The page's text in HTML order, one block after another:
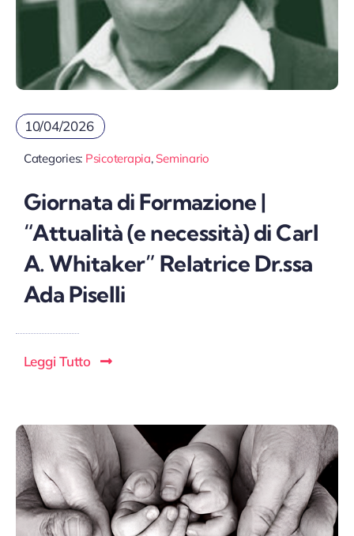
10/04/2026
Categories: Psicoterapia, Seminario
Giornata di Formazione |
“Attualità (e necessità) di Carl
A. Whitaker” Relatrice Dr.ssa
Ada Piselli
Leggi Tutto